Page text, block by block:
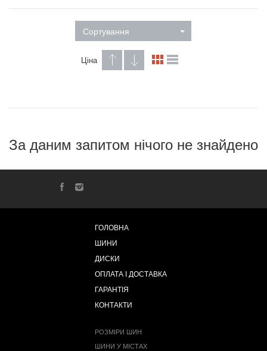
Сортування
Ціна
За даним запитом нічого не знайдено
ГОЛОВНА
ШИНИ
ДИСКИ
ОПЛАТА І ДОСТАВКА
ГАРАНТІЯ
КОНТАКТИ
РОЗМІРИ ШИН
ШИНИ У МІСТАХ